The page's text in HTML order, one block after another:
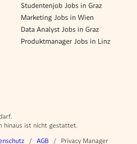
Studentenjob Jobs in Graz
Marketing Jobs in Wien
Data Analyst Jobs in Graz
Produktmanager Jobs in Linz
hinaus ist nicht gestattet.
AGB Privacy Manager